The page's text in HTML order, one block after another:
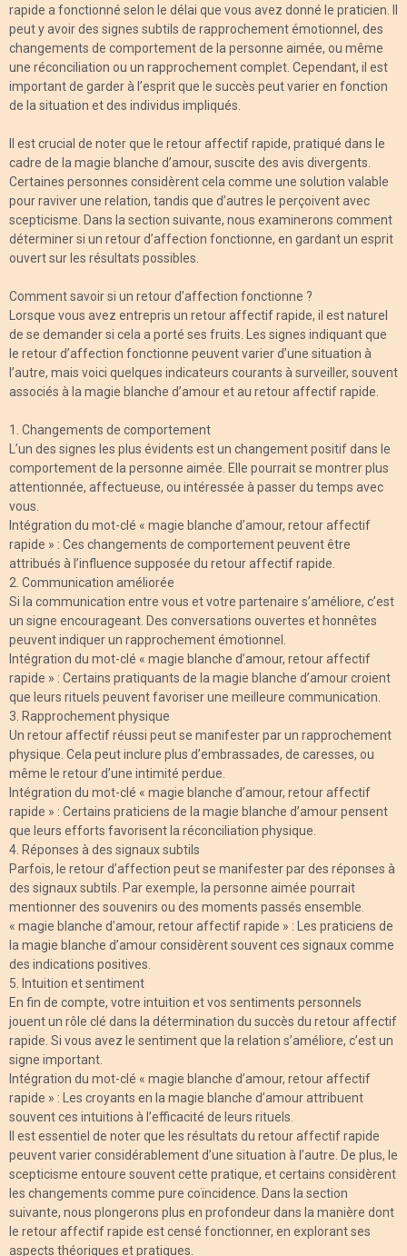
rapide a fonctionné selon le délai que vous avez donné le praticien. Il
peut y avoir des signes subtils de rapprochement émotionnel, des
changements de comportement de la personne aimée, ou même
une réconciliation ou un rapprochement complet. Cependant, il est
important de garder à l’esprit que le succès peut varier en fonction
de la situation et des individus impliqués.
Il est crucial de noter que le retour affectif rapide, pratiqué dans le
cadre de la magie blanche d’amour, suscite des avis divergents.
Certaines personnes considèrent cela comme une solution valable
pour raviver une relation, tandis que d’autres le perçoivent avec
scepticisme. Dans la section suivante, nous examinerons comment
déterminer si un retour d’affection fonctionne, en gardant un esprit
ouvert sur les résultats possibles.
Comment savoir si un retour d’affection fonctionne ?
Lorsque vous avez entrepris un retour affectif rapide, il est naturel
de se demander si cela a porté ses fruits. Les signes indiquant que
le retour d’affection fonctionne peuvent varier d’une situation à
l’autre, mais voici quelques indicateurs courants à surveiller, souvent
associés à la magie blanche d’amour et au retour affectif rapide.
1. Changements de comportement
L’un des signes les plus évidents est un changement positif dans le
comportement de la personne aimée. Elle pourrait se montrer plus
attentionnée, affectueuse, ou intéressée à passer du temps avec
vous.
Intégration du mot-clé « magie blanche d’amour, retour affectif
rapide » : Ces changements de comportement peuvent être
attribués à l’influence supposée du retour affectif rapide.
2. Communication améliorée
Si la communication entre vous et votre partenaire s’améliore, c’est
un signe encourageant. Des conversations ouvertes et honnêtes
peuvent indiquer un rapprochement émotionnel.
Intégration du mot-clé « magie blanche d’amour, retour affectif
rapide » : Certains pratiquants de la magie blanche d’amour croient
que leurs rituels peuvent favoriser une meilleure communication.
3. Rapprochement physique
Un retour affectif réussi peut se manifester par un rapprochement
physique. Cela peut inclure plus d’embrassades, de caresses, ou
même le retour d’une intimité perdue.
Intégration du mot-clé « magie blanche d’amour, retour affectif
rapide » : Certains praticiens de la magie blanche d’amour pensent
que leurs efforts favorisent la réconciliation physique.
4. Réponses à des signaux subtils
Parfois, le retour d’affection peut se manifester par des réponses à
des signaux subtils. Par exemple, la personne aimée pourrait
mentionner des souvenirs ou des moments passés ensemble.
« magie blanche d’amour, retour affectif rapide » : Les praticiens de
la magie blanche d’amour considèrent souvent ces signaux comme
des indications positives.
5. Intuition et sentiment
En fin de compte, votre intuition et vos sentiments personnels
jouent un rôle clé dans la détermination du succès du retour affectif
rapide. Si vous avez le sentiment que la relation s’améliore, c’est un
signe important.
Intégration du mot-clé « magie blanche d’amour, retour affectif
rapide » : Les croyants en la magie blanche d’amour attribuent
souvent ces intuitions à l’efficacité de leurs rituels.
Il est essentiel de noter que les résultats du retour affectif rapide
peuvent varier considérablement d’une situation à l’autre. De plus, le
scepticisme entoure souvent cette pratique, et certains considèrent
les changements comme pure coïncidence. Dans la section
suivante, nous plongerons plus en profondeur dans la manière dont
le retour affectif rapide est censé fonctionner, en explorant ses
aspects théoriques et pratiques.